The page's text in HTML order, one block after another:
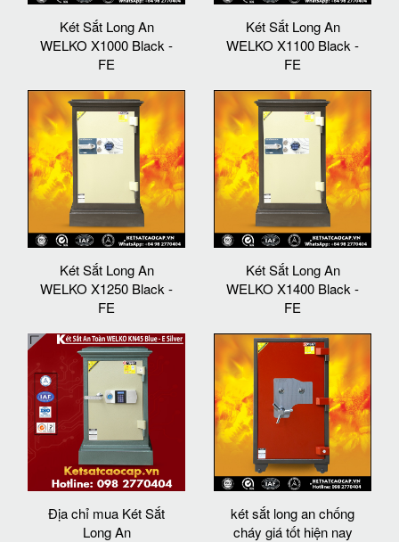
Két Sắt Long An
WELKO X1000 Black -
FE
Két Sắt Long An
WELKO X1100 Black -
FE
Két Sắt Long An
WELKO X1250 Black -
FE
Két Sắt Long An
WELKO X1400 Black -
FE
Địa chỉ mua Két Sắt
Long An
két sắt long an chống
cháy giá tốt hiện nay